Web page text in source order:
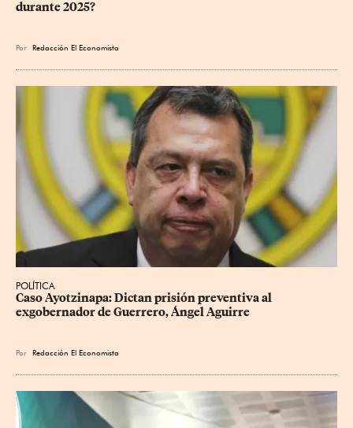
durante 2025?
Por Redacción El Economista
POLÍTICA
Caso Ayotzinapa: Dictan prisión preventiva al
exgobernador de Guerrero, Ángel Aguirre
Por Redacción El Economista